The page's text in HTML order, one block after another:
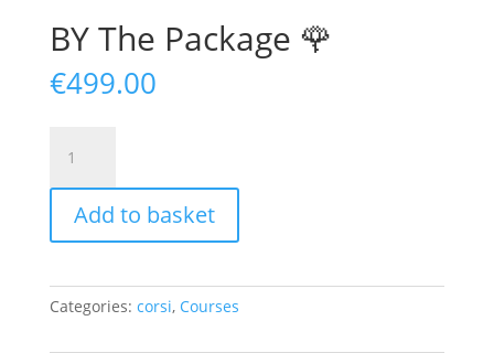
BY The Package 🌹
€499.00
The
Package
quantity
Add to basket
Categories: corsi, Courses